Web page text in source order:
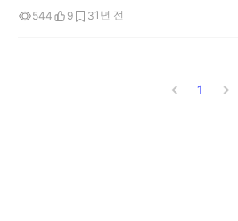
544 9 31년 전
1